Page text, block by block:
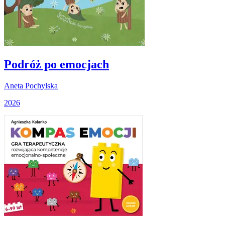
Podróż po emocjach
Aneta Pochylska
2026